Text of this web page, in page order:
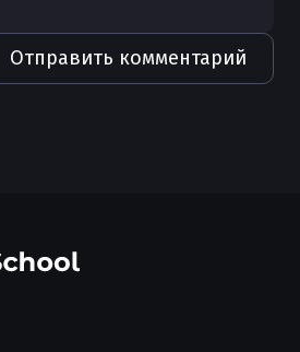
Отправить комментарий